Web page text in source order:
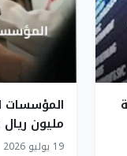
مليون
أسبوع
19 يوليو 2026